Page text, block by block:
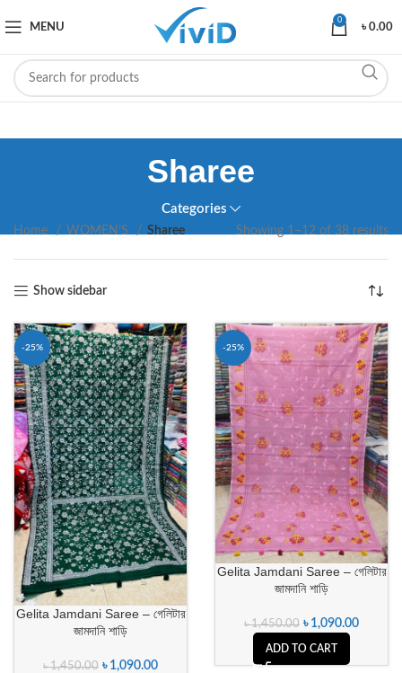
MENU
0
৳0.00
Sharee
Categories
Home WOMEN’S Sharee Showing 1–12 of 38 results
Show sidebar
-25%
Gelita Jamdani Saree – গেলিটার
জামদানি শাড়ি
৳1,450.00 ৳ 1,090.00
-25%
Gelita Jamdani Saree – গেলিটার
জামদানি শাড়ি
৳1,450.00 ৳ 1,090.00
ADD TO CART